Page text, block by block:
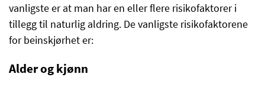
vanligste er at man har en eller flere risikofaktorer i
tillegg til naturlig aldring. De vanligste risikofaktorene
for beinskjørhet er:
Alder og kjønn